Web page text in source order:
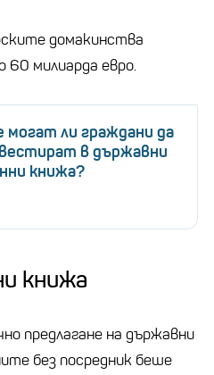
домакинства
60 милиарда евро.
могат ли граждани да
в държавни
книжа?
книжа
предлагане на държавни
без посредник беше